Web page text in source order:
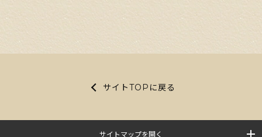
サイトTOPに戻る
サイトマップを開く